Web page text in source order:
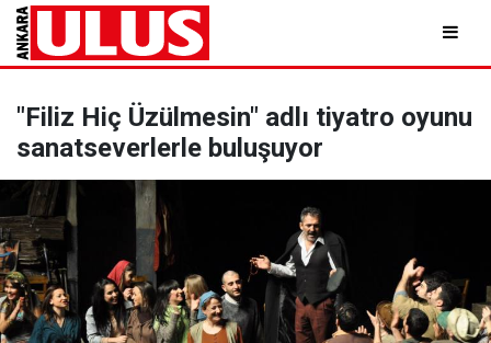
"Filiz Hiç Üzülmesin" adlı tiyatro oyunu
sanatseverlerle buluşuyor